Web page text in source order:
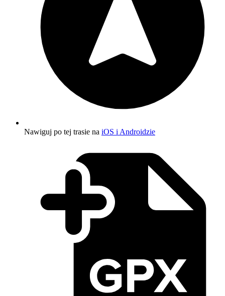
Nawiguj po tej trasie na iOS i Androidzie